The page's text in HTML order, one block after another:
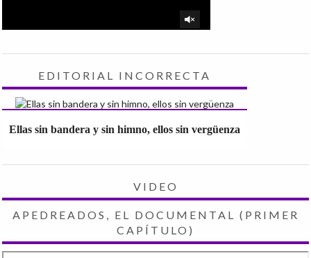
EDITORIAL INCORRECTA
Ellas sin bandera y sin himno, ellos sin vergüenza
VIDEO
APEDREADOS, EL DOCUMENTAL (PRIMER
CAPÍTULO)